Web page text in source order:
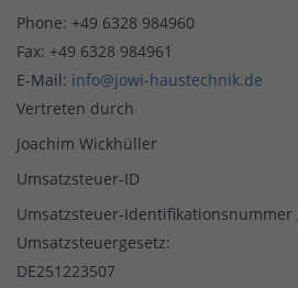
Phone: +49 6328 984960
Fax: +49 6328 984961
E-Mail: info@jowi-haustechnik.de
Vertreten durch
Joachim Wickhüller
Umsatzsteuer-ID
Umsatzsteuer-Identifikationsnummer
Umsatzsteuergesetz:
DE251223507